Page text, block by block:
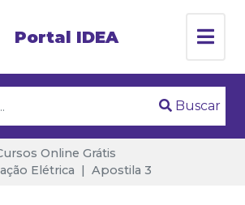
Portal IDEA
Buscar
Online Grátis
Elétrica
Apostila 3